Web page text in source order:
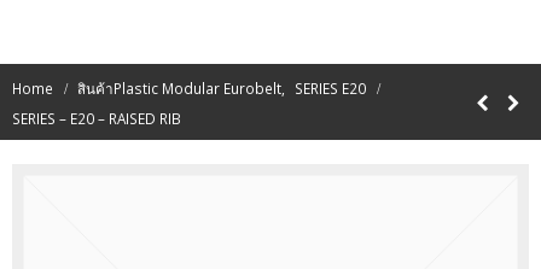
Home สินค้าPlastic Modular Eurobelt
SERIES E20
SERIES – E20 – RAISED RIB